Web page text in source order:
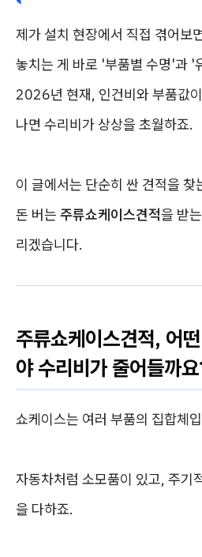
제가 설치 현장에서 직접 겪어보
놓치는 게 바로 '부품별 수명'과 '
2026년 현재, 인건비와 부품값
나면 수리비가 상상을 초월하죠.
이 글에서는 단순히 싼 견적을
돈 버는 주류쇼케이스견적을 받
리겠습니다.
주류쇼케이스견적, 어
야 수리비가 줄어들까
쇼케이스는 여러 부품의 집합체
자동차처럼 소모품이 있고, 주기
을 다하죠.